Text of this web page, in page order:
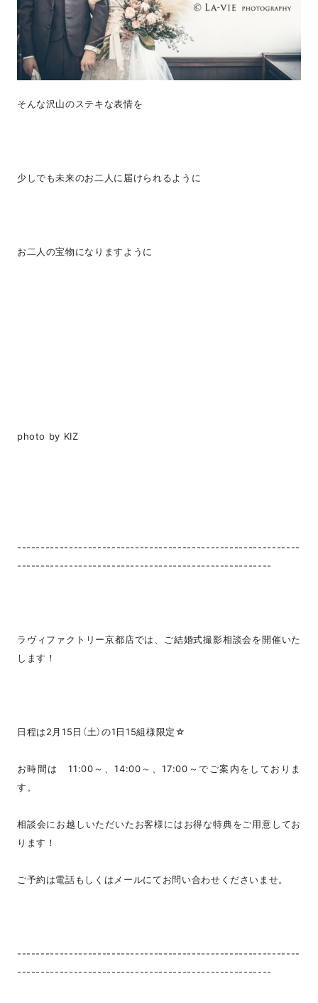
そんな沢山のステキな表情を
少しでも未来のお二人に届けられるように
お二人の宝物になりますように
photo by KIZ
------------------------------------------------------------
------------------------------------------------------
ラヴィファクトリー京都店では、ご結婚式撮影相談会を開催いた
します！
日程は2月15日（土）の1日15組様限定☆
お時間は 11:00～、14:00～、17:00～でご案内をしておりま
す。
相談会にお越しいただいたお客様にはお得な特典をご用意してお
ります！
ご予約は電話もしくはメールにてお問い合わせくださいませ。
------------------------------------------------------------
------------------------------------------------------